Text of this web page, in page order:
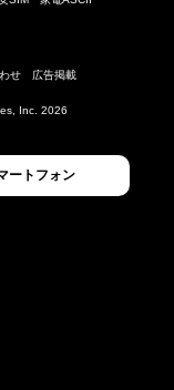
せ 広告掲載
Inc. 2026
ートフォン